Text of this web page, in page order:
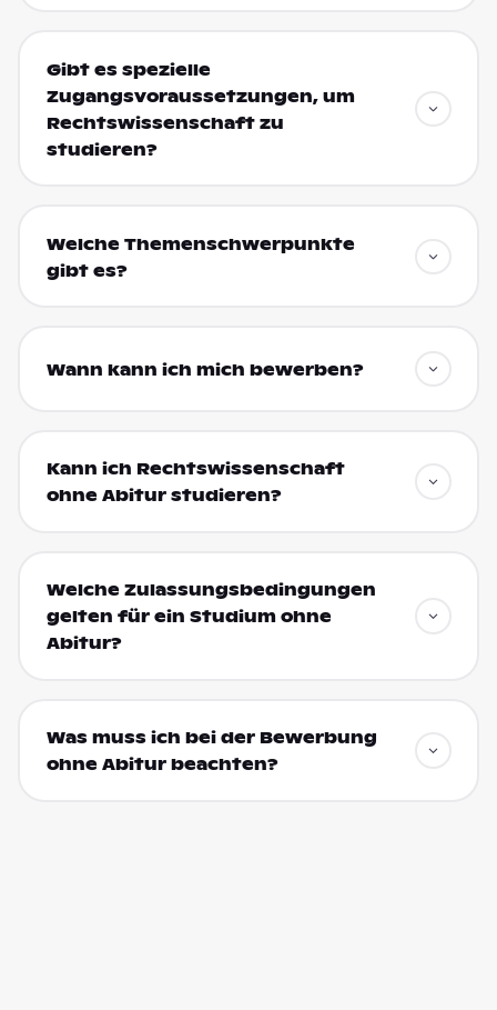
Gibt es spezielle
Zugangsvoraussetzungen, um
Rechtswissenschaft zu
studieren?
Welche Themenschwerpunkte
gibt es?
Wann kann ich mich bewerben?
Kann ich Rechtswissenschaft
ohne Abitur studieren?
Welche Zulassungsbedingungen
gelten für ein Studium ohne
Abitur?
Was muss ich bei der Bewerbung
ohne Abitur beachten?